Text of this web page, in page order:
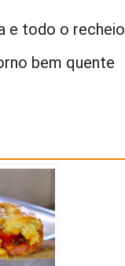
e todo o recheio
bem quente